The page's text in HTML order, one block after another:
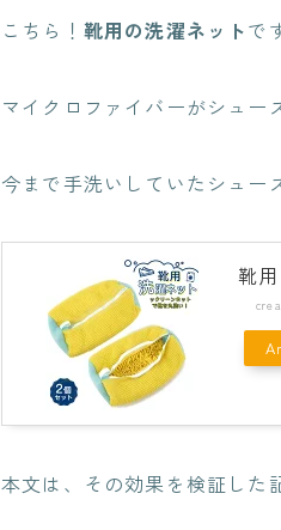
こちら！ 靴用の洗濯ネットで
マイクロファイバーがシュー
今まで手洗いしていたシュー
靴
本文は、その効果を検証した